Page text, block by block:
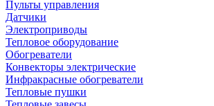
Пульты управления
Датчики
Электроприводы
Тепловое оборудование
Обогреватели
Конвекторы электрические
Инфракрасные обогреватели
Тепловые пушки